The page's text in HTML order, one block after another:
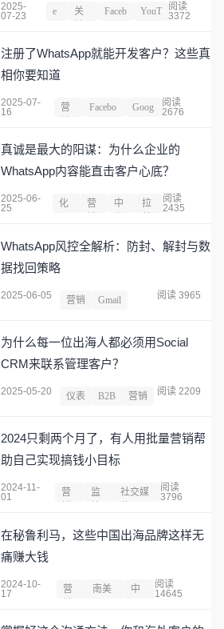
2025-
07-23
e
关
Faceb
YouT
阅读
3372
注册了WhatsApp就能开发客户？这些真
相你要知道
2025-07-
16
营
Facebo
Goog
阅读
2676
真诚是最大的阳谋：为什么企业的
WhatsApp内容能直击客户心底？
2025-06-
25
化
营
中
拉
阅读
2435
WhatsApp风控全解析：防封、解封与数
据找回策略
2025-06-05 营销 Gmail 阅读 3965
为什么每一位出海人都必须用Social
CRM来联系管理客户？
2025-05-20 仪表 B2B 营销 阅读 2209
2024只剩两个月了，有人用批量营销帮
助自己实现搞钱小目标
2024-11-
01
营
监
社交媒
阅读
3796
在秘鲁利马，这些中国出海品牌这样无
痛赚大钱
2024-10-
17
营
南美
中
阅读
14645